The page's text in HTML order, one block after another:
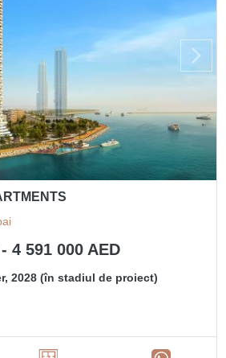
4 591 000 AED
2028 (în stadiul de proiect)